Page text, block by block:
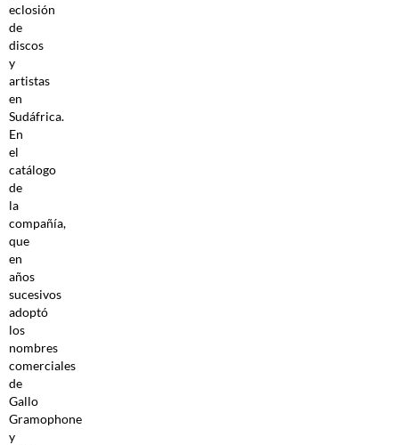
eclosión
de
discos
y
artistas
en
Sudáfrica.
En
el
catálogo
de
la
compañía,
que
en
años
sucesivos
adoptó
los
nombres
comerciales
de
Gallo
Gramophone
y